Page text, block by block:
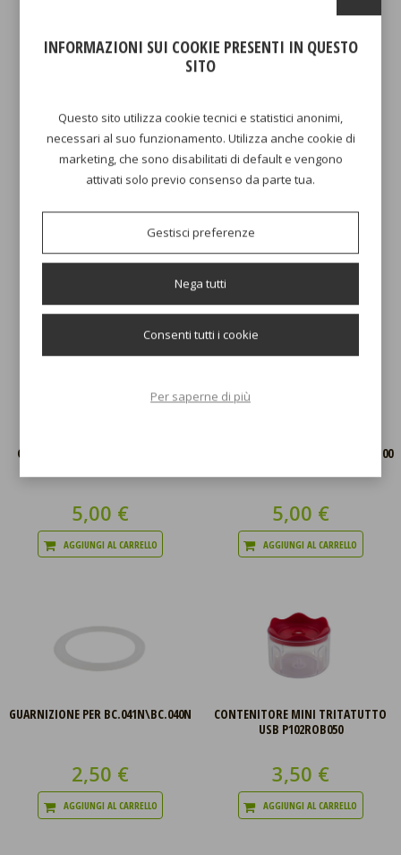
ADATTATORE FRUSTA PER
P102FRU200
5,00 €
RICAMBIO IN GARANZIA
0,01 €
CONTENITORE PER TRITATUTTO
5,00 €
AGGIUNGI AL CARRELLO
STELO IMMERSIONE PER P102FRU100
5,00 €
AGGIUNGI AL CARRELLO
GUARNIZIONE PER BC.041N\BC.040N
2,50 €
AGGIUNGI AL CARRELLO
CONTENITORE MINI TRITATUTTO
USB P102ROB050
3,50 €
AGGIUNGI AL CARRELLO
INFORMAZIONI SUI COOKIE PRESENTI IN QUESTO
SITO
Questo sito utilizza cookie tecnici e statistici anonimi,
necessari al suo funzionamento. Utilizza anche cookie di
marketing, che sono disabilitati di default e vengono
attivati solo previo consenso da parte tua.
Gestisci preferenze
Nega tutti
Consenti tutti i cookie
Per saperne di più